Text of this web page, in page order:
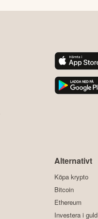
Alternativt
Köpa krypto
Bitcoin
Ethereum
Investera i guld